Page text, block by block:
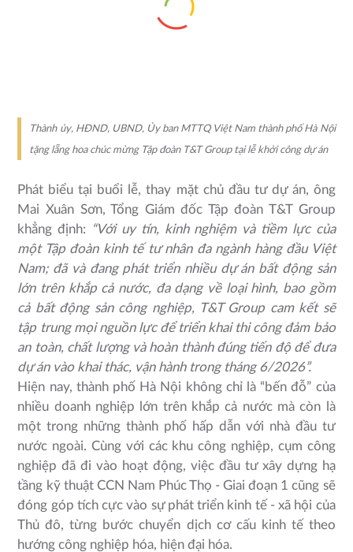
Thành ủy, HĐND, UBND, Ủy ban MTTQ Việt Nam thành phố Hà Nội
tặng lẵng hoa chúc mừng Tập đoàn T&T Group tại lễ khởi công dự án
Phát biểu tại buổi lễ, thay mặt chủ đầu tư dự án, ông
Mai Xuân Sơn, Tổng Giám đốc Tập đoàn T&T Group
khẳng định:
“Với uy tín, kinh nghiệm và tiềm lực của
một Tập đoàn kinh tế tư nhân đa ngành hàng đầu Việt
Nam; đã và đang phát triển nhiều dự án bất động sản
lớn trên khắp cả nước, đa dạng về loại hình, bao gồm
cả bất động sản công nghiệp, T&T Group cam kết sẽ
tập trung mọi nguồn lực để triển khai thi công đảm bảo
an toàn, chất lượng và hoàn thành đúng tiến độ để đưa
dự án vào khai thác, vận hành trong tháng 6/2026”.
Hiện nay, thành phố Hà Nội không chỉ là “bến đỗ” của
nhiều doanh nghiệp lớn trên khắp cả nước mà còn là
một trong những thành phố hấp dẫn với nhà đầu tư
nước ngoài. Cùng với các khu công nghiệp, cụm công
nghiệp đã đi vào hoạt động, việc đầu tư xây dựng hạ
tầng kỹ thuật CCN Nam Phúc Thọ - Giai đoạn 1 cũng sẽ
đóng góp tích cực vào sự phát triển kinh tế - xã hội của
Thủ đô, từng bước chuyển dịch cơ cấu kinh tế theo
hướng công nghiệp hóa, hiện đại hóa.